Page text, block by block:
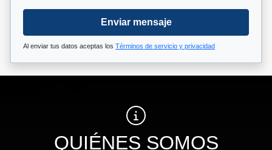
Enviar mensaje
Al enviar tus datos aceptas los Términos de servicio y privacidad
QUIÉNES SOMOS